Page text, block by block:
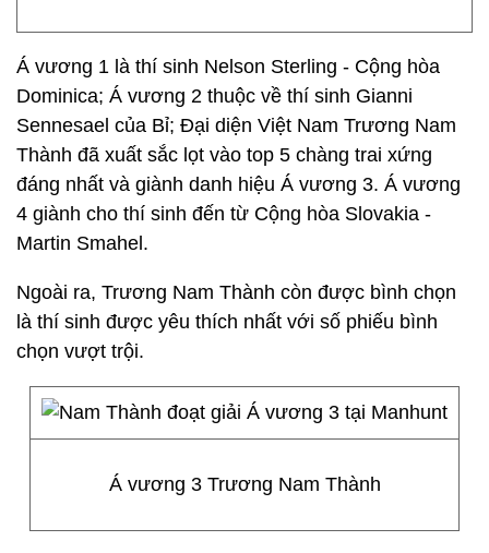
Á vương 1 là thí sinh Nelson Sterling - Cộng hòa
Dominica; Á vương 2 thuộc về thí sinh Gianni
Sennesael của Bỉ; Đại diện Việt Nam Trương Nam
Thành đã xuất sắc lọt vào top 5 chàng trai xứng
đáng nhất và giành danh hiệu Á vương 3. Á vương
4 giành cho thí sinh đến từ Cộng hòa Slovakia -
Martin Smahel.
Ngoài ra, Trương Nam Thành còn được bình chọn
là thí sinh được yêu thích nhất với số phiếu bình
chọn vượt trội.
Á vương 3 Trương Nam Thành